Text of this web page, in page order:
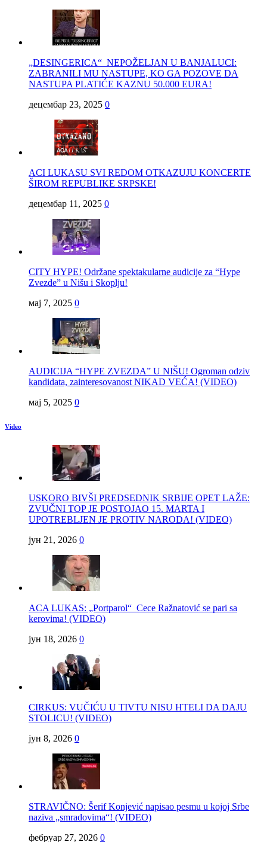
„DESINGERICA“ NEPOŽELJAN U BANJALUCI:
ZABRANILI MU NASTUPE, KO GA POZOVE DA
NASTUPA PLATIĆE KAZNU 50.000 EURA!
децембар 23, 2025 0
ACI LUKASU SVI REDOM OTKAZUJU KONCERTE
ŠIROM REPUBLIKE SRPSKE!
децембар 11, 2025 0
CITY HYPE! Održane spektakularne audicije za “Hype
Zvezde” u Nišu i Skoplju!
мај 7, 2025 0
AUDICIJA “HYPE ZVEZDA” U NIŠU! Ogroman odziv
kandidata, zainteresovanost NIKAD VEĆA! (VIDEO)
мај 5, 2025 0
Video
USKORO BIVŠI PREDSEDNIK SRBIJE OPET LAŽE:
ZVUČNI TOP JE POSTOJAO 15. MARTA I
UPOTREBLJEN JE PROTIV NARODA! (VIDEO)
јун 21, 2026 0
ACA LUKAS: „Portparol“ Cece Ražnatović se pari sa
kerovima! (VIDEO)
јун 18, 2026 0
CIRKUS: VUČIĆU U TIVTU NISU HTELI DA DAJU
STOLICU! (VIDEO)
јун 8, 2026 0
STRAVIČNO: Šerif Konjević napisao pesmu u kojoj Srbe
naziva „smradovima“! (VIDEO)
фебруар 27, 2026 0